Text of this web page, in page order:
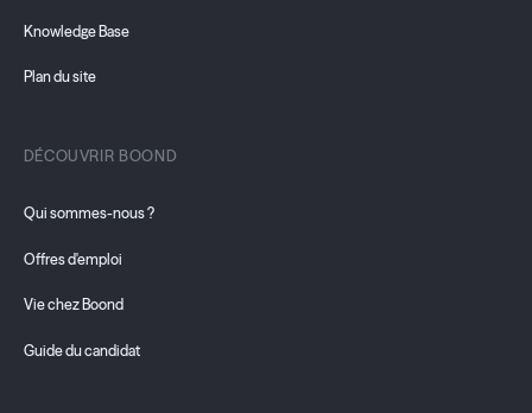
Knowledge Base
Plan du site
DÉCOUVRIR BOOND
Qui sommes-nous ?
Offres d'emploi
Vie chez Boond
Guide du candidat